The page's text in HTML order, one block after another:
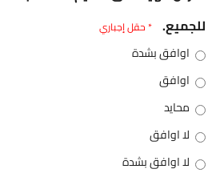
للجميع. * حقل إجباري
اوافق بشدة
اوافق
محايد
لا اوافق
لا اوافق بشدة